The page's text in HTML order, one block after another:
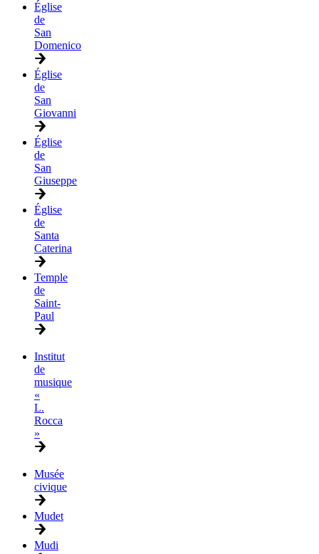
Église
de
San
Domenico
Église
de
San
Giovanni
Église
de
San
Giuseppe
Église
de
Santa
Caterina
Temple
de
Saint-
Paul
Institut
de
musique
«
L.
Rocca
»
Musée
civique
Mudet
Mudi